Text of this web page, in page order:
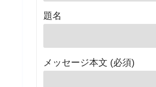
題名
メッセージ本文 (必須)